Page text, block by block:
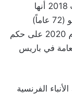
وكانت المدعية أبلغت الشرطة نهاية غشت 2018 أنها
تعرضت للاغتصاب مرتين في منزل دوبارديو (72 عاماً)
بالعاصمة الفرنسية، وحصلت في صيف عام 2020 على حكم
في باريس
الفرنسية